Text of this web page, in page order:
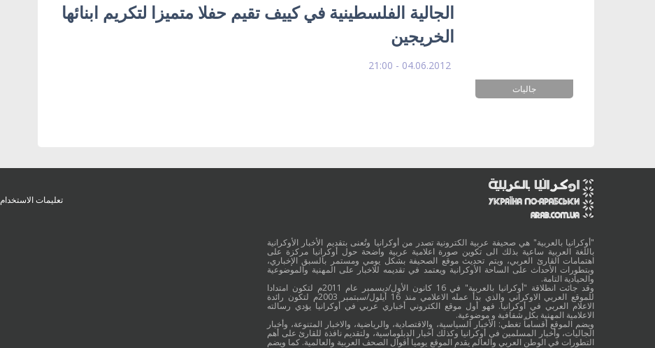
جاليات
الجالية الفلسطينية في كييف تقيم حفلا متميزا لتكريم ابنائها
الخريجين
04.06.2012 - 21:00
"أوكرانيا بالعربية" هي صحيفة عربية الكترونية تصدر من أوكرانيا وتُعنى بتقديم الأخبار الأوكرانية
باللغة العربية ساعية بذلك الى تكوين صورة اعلامية عربية واضحة حول أوكرانيا مركزة على
اهتمامات القارئ العربي، ويتم تحديث موقع الصحيفة بشكل يومي ومستمر بالسبق الإخباري،
وبتطورات الأحداث على الساحة الأوكرانية ويعتمد في تقديمه للاخبار على المهنية والموضوعية
والحيادية التامة.
وقد جائت انطلاقة "أوكرانيا بالعربية" في 16 كانون الأول/ديسمبر عام 2011م لتكون امتدادا
للموقع العربي الاوكراني والذي بدأ عمله الاعلامي منذ 16 أيلول/سبتمبر 2003م لتكون رائدة
الاعلام العربي في أوكرانيا. فهو أول موقع الكتروني أخباري عربي في أوكرانيا يؤدي رسالته
الاعلامية المهنية بكل شفافية و موضوعية.
ويضم الموقع أقساماً تغطي: الأخبار السياسية، والاقتصادية، والرياضية، والاخبار المتنوعة، وأخبار
الجاليات، وأخبار المسلمين في أوكرانيا وكذلك أخبار الدبلوماسية، ولتقديم نافذة للقارئ على أهم
التطورات في الوطن العربي والعالم يقدم الموقع يوميا أقوال الصحف العربية والعالمية. كما ويضم
تعليمات الاستخدام